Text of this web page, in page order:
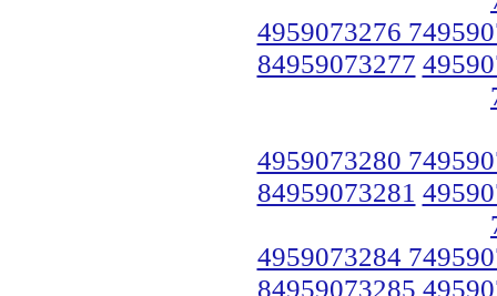
4959073276
84959073277
4959073280
84959073281
4959073284
84959073285